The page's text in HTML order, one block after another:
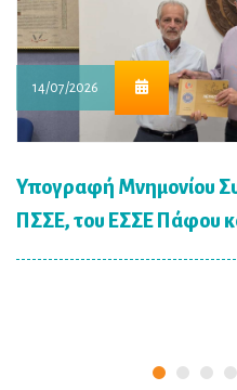
14/07/2026
Υπογραφή Μνημονίου
ΠΣΣΕ, του ΕΣΣΕ Πάφου